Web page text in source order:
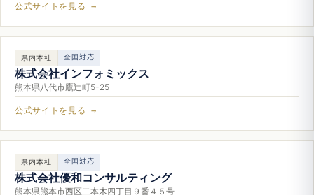
公式サイトを見る →
県内本社 全国対応
株式会社インフォミックス
熊本県八代市鷹辻町5-25
公式サイトを見る →
県内本社 全国対応
株式会社優和コンサルティング
熊本県熊本市西区二本木四丁目９番４５号